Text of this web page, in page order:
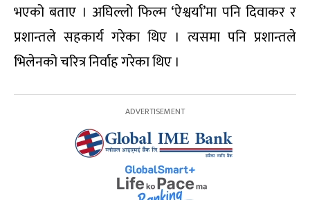
भएको बताए । अघिल्लो फिल्म ‘ऐश्वर्या’मा पनि दिवाकर र
प्रशान्तले सहकार्य गरेका थिए । त्यसमा पनि प्रशान्तले
भिलेनको चरित्र निर्वाह गरेका थिए ।